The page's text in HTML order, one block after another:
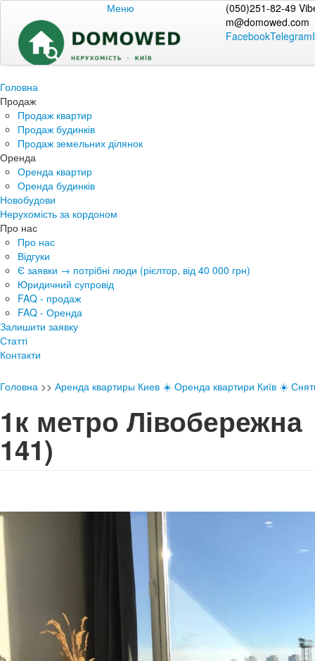
Меню
(050)251-82-49
m@domowed.com
FacebookTelegram
Головна
Продаж
Продаж квартир
Продаж будинків
Продаж земельних ділянок
Оренда
Оренда квартир
Оренда будинків
Новобудови
Нерухомість за кордоном
Про нас
Про нас
Відгуки
Є заявки → потрібні люди (рієлтор, від 40 000 грн)
Юридичний супровід
FAQ - продаж
FAQ - Оренда
Залишити заявку
Статті
Контакти
Головна >> Аренда квартиры Киев ☀️ Оренда квартири Київ ☀️
1к метро
141)